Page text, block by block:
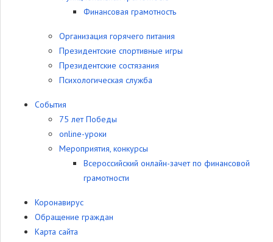
Финансовая грамотность
Организация горячего питания
Президентские спортивные игры
Президентские состязания
Психологическая служба
События
75 лет Победы
online-уроки
Мероприятия, конкурсы
Всероссийский онлайн-зачет по финансовой
грамотности
Коронавирус
Обращение граждан
Карта сайта